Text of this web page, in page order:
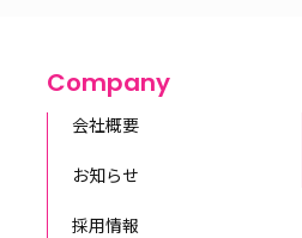
Company
会社概要
お知らせ
採用情報